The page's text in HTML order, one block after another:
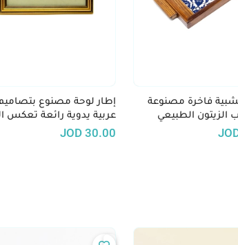
فاخرة مصنوعة
الطبيعي
إطار لوحة مصنوع
عربية يدوية رائعة تعكس
الفني العربي الأصيل
30.00
JOD